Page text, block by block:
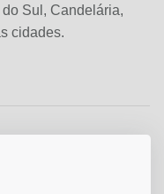
Sul, Candelária,
cidades.
Facebook
Twitter